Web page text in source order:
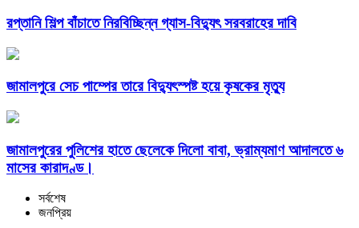
রপ্তানি শিল্প বাঁচাতে নিরবিচ্ছিন্ন গ্যাস-বিদ্যুৎ সরবরাহের দাবি
জামালপুরে সেচ পাম্পের তারে বিদ্যুৎস্পষ্ট হয়ে কৃষকের মৃত্যু
জামালপুরের পুলিশের হাতে ছেলেকে দিলো বাবা, ভ্রাম্যমাণ আদালতে ৬
মাসের কারাদণ্ড।
সর্বশেষ
জনপ্রিয়